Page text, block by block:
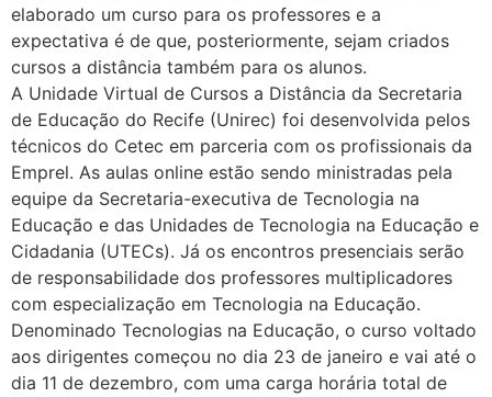
elaborado um curso para os professores e a
expectativa é de que, posteriormente, sejam criados
cursos a distância também para os alunos.
A Unidade Virtual de Cursos a Distância da Secretaria
de Educação do Recife (Unirec) foi desenvolvida pelos
técnicos do Cetec em parceria com os profissionais da
Emprel. As aulas online estão sendo ministradas pela
equipe da Secretaria-executiva de Tecnologia na
Educação e das Unidades de Tecnologia na Educação e
Cidadania (UTECs). Já os encontros presenciais serão
de responsabilidade dos professores multiplicadores
com especialização em Tecnologia na Educação.
Denominado Tecnologias na Educação, o curso voltado
aos dirigentes começou no dia 23 de janeiro e vai até o
dia 11 de dezembro, com uma carga horária total de